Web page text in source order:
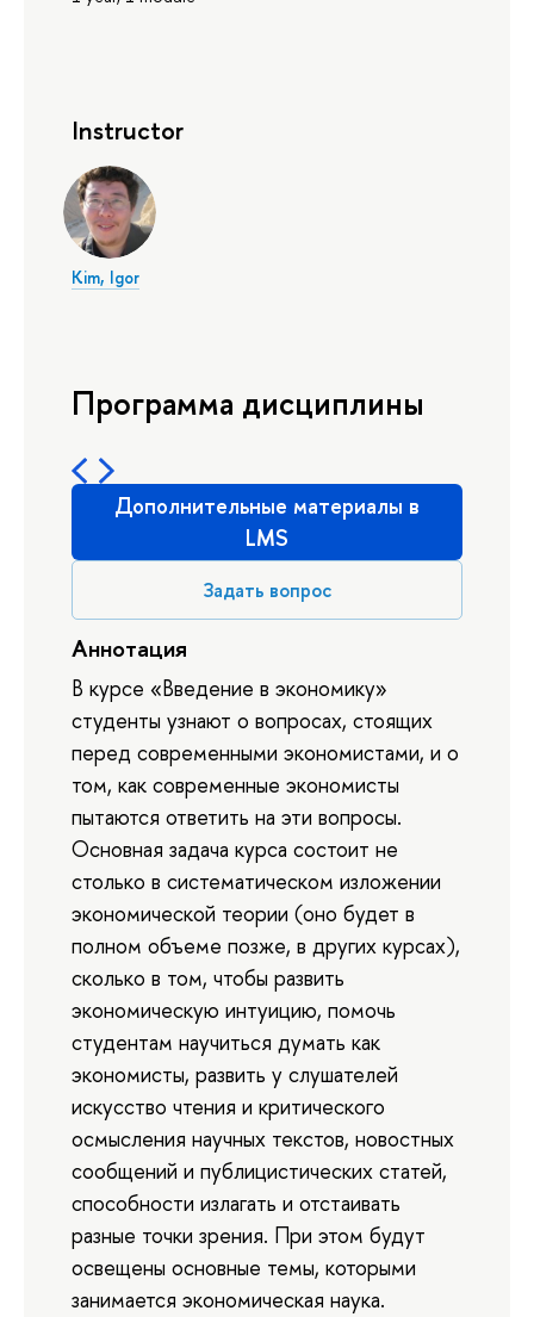
Instructor
Kim, Igor
Программа дисциплины
Дополнительные материалы в
LMS
Задать вопрос
Аннотация
В курсе «Введение в экономику»
студенты узнают о вопросах, стоящих
перед современными экономистами, и о
том, как современные экономисты
пытаются ответить на эти вопросы.
Основная задача курса состоит не
столько в систематическом изложении
экономической теории (оно будет в
полном объеме позже, в других курсах),
сколько в том, чтобы развить
экономическую интуицию, помочь
студентам научиться думать как
экономисты, развить у слушателей
искусство чтения и критического
осмысления научных текстов, новостных
сообщений и публицистических статей,
способности излагать и отстаивать
разные точки зрения. При этом будут
освещены основные темы, которыми
занимается экономическая наука.